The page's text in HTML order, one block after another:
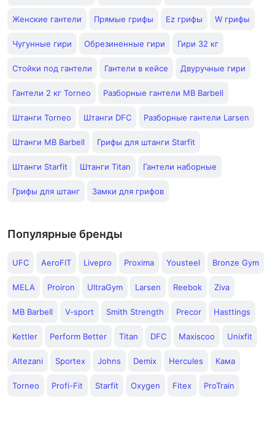
Женские гантели Прямые грифы Ez грифы W грифы
Чугунные гири Обрезиненные гири Гири 32 кг
Стойки под гантели Гантели в кейсе Двуручные гири
Гантели 2 кг Torneo Разборные гантели MB Barbell
Штанги Torneo Штанги DFC Разборные гантели Larsen
Штанги MB Barbell Грифы для штанги Starfit
Штанги Starfit Штанги Titan Гантели наборные
Грифы для штанг Замки для грифов
Популярные бренды
UFC AeroFIT Livepro Proxima Yousteel Bronze Gym
MELA Proiron UltraGym Larsen Reebok Ziva
MB Barbell V-sport Smith Strength Precor Hasttings
Kettler Perform Better Titan DFC Maxiscoo Unixfit
Altezani Sportex Johns Demix Hercules Кама
Torneo Profi-Fit Starfit Oxygen Fitex ProTrain